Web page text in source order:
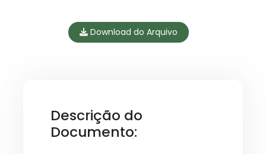
Download do Arquivo
Descrição do
Documento: